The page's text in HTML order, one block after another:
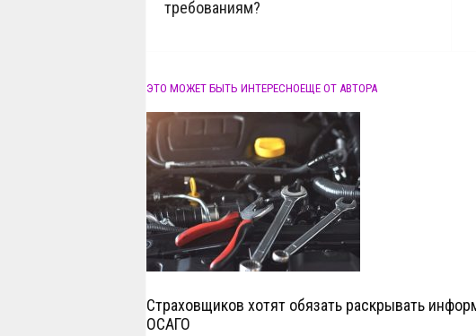
требованиям?
ЭТО МОЖЕТ БЫТЬ ИНТЕРЕСНОЕЩЕ ОТ АВТОРА
Страховщиков хотят обязать раскрывать
ОСАГО